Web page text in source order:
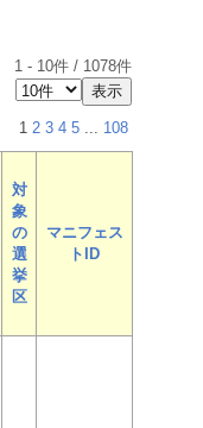
1 - 10件 / 1078件
1 2 3 4 5 ... 108
対
象
の
選
挙
区
マニフェス
トID